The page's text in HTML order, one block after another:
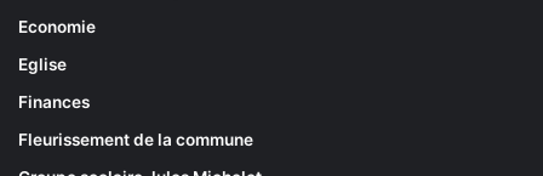
Economie
Eglise
Finances
Fleurissement de la commune